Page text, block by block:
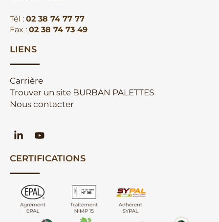
Tél : 02 38 74 77 77
Fax : 02 38 74 73 49
LIENS
Carrière
Trouver un site BURBAN PALETTES
Nous contacter
CERTIFICATIONS